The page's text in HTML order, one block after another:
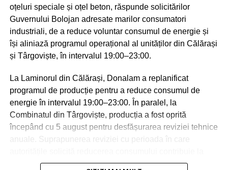
Evenimentele vor debuta luni, 10 august, la ora 17:00, cu
slujba Vecerniei, săvârșită pe un podium special
amenajat lângă Catedrala Mitropolitană din Târgoviște.
La finalul sfintei slujbe, IPS Nifon – Arhiepiscopul și
Mitropolitul Târgoviștei va premia elevii care au obținut
primele locuri la etapa județeană a Olimpiadei Naționale
de Religie și a Olimpiadei Naționale Interdisciplinare
„Cultură și spiritualitate românească”, împreună cu
profesorii coordonatori.
oțeluri speciale și oțel beton, răspunde solicitărilor
Guvernului Bolojan adresate marilor consumatori
industriali, de a reduce voluntar consumul de energie și
își aliniază programul operațional al unităților din Călărași
și Târgoviște, în intervalul 19:00–23:00.
La Laminorul din Călărași, Donalam a replanificat
programul de producție pentru a reduce consumul de
energie în intervalul 19:00–23:00. În paralel, la
Combinatul din Târgoviște, producția a fost oprită
începând cu 5 august pentru desfășurarea reviziei tehnice
anuale. Suprapunerea reviziei cu perioada în care
diminuarea sarcinii asupra sistemului energetic național.